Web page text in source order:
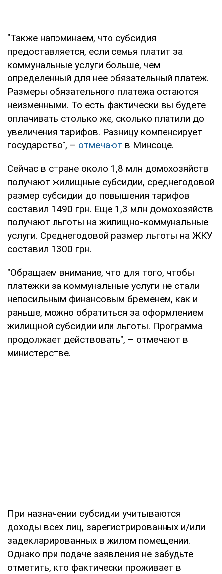
"Также напоминаем, что субсидия
предоставляется, если семья платит за
коммунальные услуги больше, чем
определенный для нее обязательный платеж.
Размеры обязательного платежа остаются
неизменными. То есть фактически вы будете
оплачивать столько же, сколько платили до
увеличения тарифов. Разницу компенсирует
государство", – отмечают в Минсоце.
Сейчас в стране около 1,8 млн домохозяйств
получают жилищные субсидии, среднегодовой
размер субсидии до повышения тарифов
составил 1490 грн. Еще 1,3 млн домохозяйств
получают льготы на жилищно-коммунальные
услуги. Среднегодовой размер льготы на ЖКУ
составил 1300 грн.
"Обращаем внимание, что для того, чтобы
платежки за коммунальные услуги не стали
непосильным финансовым бременем, как и
раньше, можно обратиться за оформлением
жилищной субсидии или льготы. Программа
продолжает действовать", – отмечают в
министерстве.
При назначении субсидии учитываются
доходы всех лиц, зарегистрированных и/или
задекларированных в жилом помещении.
Однако при подаче заявления не забудьте
отметить, кто фактически проживает в